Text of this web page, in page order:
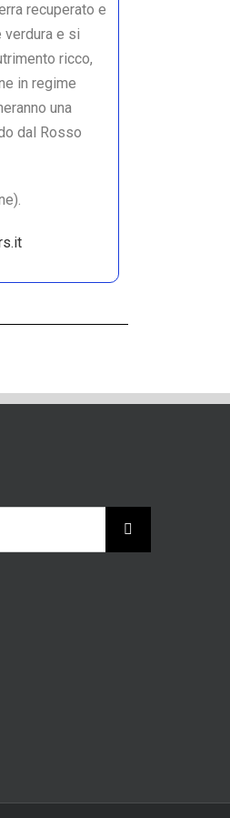
recuperato e
e si
ricco,
in regime
una
dal Rosso